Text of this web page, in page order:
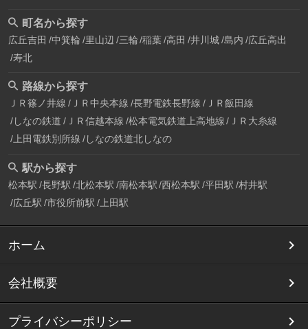
町名から探す
広丘吉田 中箕輪 里山辺 三輪 稲葉 高田 井川城 島内 広丘高出
寿北
路線から探す
ＪＲ篠ノ井線 ＪＲ中央本線 長野電鉄長野線 ＪＲ飯田線
しなの鉄道 ＪＲ信越本線 松本電気鉄道上高地線
ＪＲ大糸線
上田電鉄別所線 しなの鉄道北しなの
駅から探す
松本駅 長野駅 北松本駅 南松本駅 西松本駅 平田駅 村井駅
広丘駅 市役所前駅 上田駅
ホーム
会社概要
プライバシーポリシー